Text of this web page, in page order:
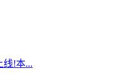
线!本...